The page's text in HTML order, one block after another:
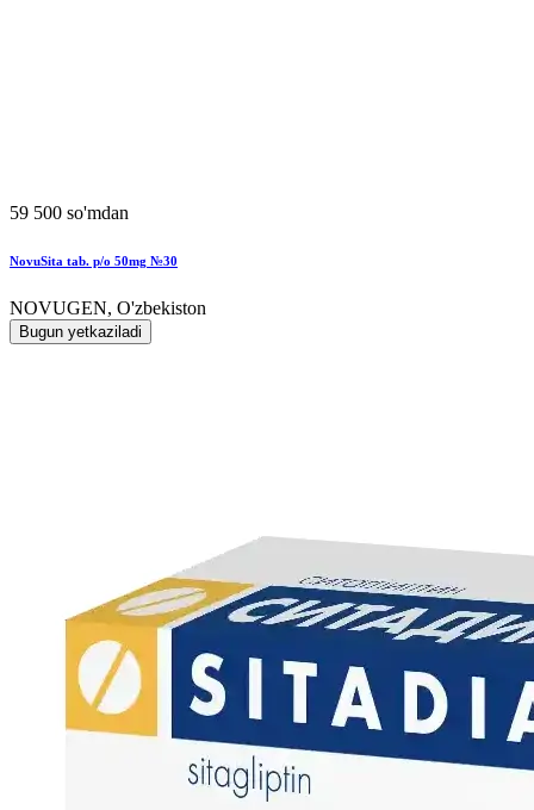
59 500 so'mdan
NovuSita tab. p/o 50mg №30
NOVUGEN, O'zbekiston
Bugun yetkaziladi